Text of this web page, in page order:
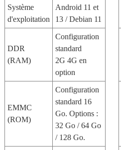
Système
d'exploitation
Android 11 et
13 / Debian 11
DDR
(RAM)
Configuration
standard
2G 4G en
option
EMMC
(ROM)
Configuration
standard 16
Go. Options :
32 Go / 64 Go
/ 128 Go.